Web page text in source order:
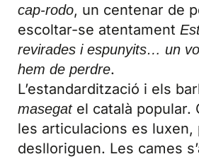
cap-rodo, un centenar de
escoltar-se atentament
revirades i espunyits… un
hem de perdre.
L’estandardització i els
masegatel català popular.
les articulacions es luxen,
deslloriguen. Les cames